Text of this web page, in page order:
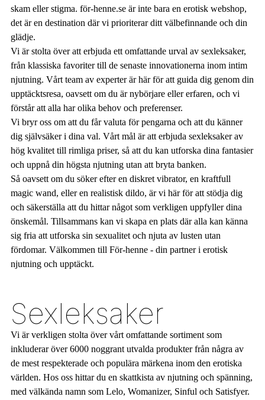
skam eller stigma. för-henne.se är inte bara en erotisk webshop,
det är en destination där vi prioriterar ditt välbefinnande och din
glädje.
Vi är stolta över att erbjuda ett omfattande urval av sexleksaker,
från klassiska favoriter till de senaste innovationerna inom intim
njutning. Vårt team av experter är här för att guida dig genom din
upptäcktsresa, oavsett om du är nybörjare eller erfaren, och vi
förstår att alla har olika behov och preferenser.
Vi bryr oss om att du får valuta för pengarna och att du känner
dig självsäker i dina val. Vårt mål är att erbjuda sexleksaker av
hög kvalitet till rimliga priser, så att du kan utforska dina fantasier
och uppnå din högsta njutning utan att bryta banken.
Så oavsett om du söker efter en diskret vibrator, en kraftfull
magic wand, eller en realistisk dildo, är vi här för att stödja dig
och säkerställa att du hittar något som verkligen uppfyller dina
önskemål. Tillsammans kan vi skapa en plats där alla kan känna
sig fria att utforska sin sexualitet och njuta av lusten utan
fördomar. Välkommen till För-henne - din partner i erotisk
njutning och upptäckt.
Sexleksaker
Vi är verkligen stolta över vårt omfattande sortiment som
inkluderar över 6000 noggrant utvalda produkter från några av
de mest respekterade och populära märkena inom den erotiska
världen. Hos oss hittar du en skattkista av njutning och spänning,
med välkända namn som Lelo, Womanizer, Sinful och Satisfyer.